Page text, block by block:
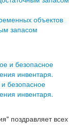
объектов
запасом
безопасное
инвентаря.
поздравляет всех